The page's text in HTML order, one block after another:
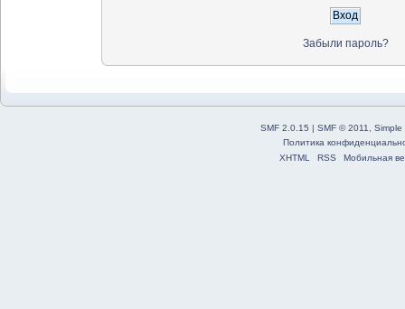
Забыли пароль?
SMF 2.0.15 | SMF © 2011
Simple
Политика
XHTML
RSS Мобильная